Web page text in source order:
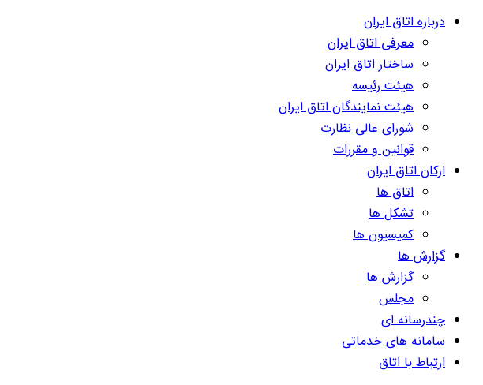
درباره اتاق ایران
معرفی اتاق ایران
ساختار اتاق ایران
هیئت رئیسه
هیئت نمایندگان اتاق ایران
شورای عالی نظارت
قوانین و مقررات
ارکان اتاق ایران
اتاق ها
تشکل ها
کمیسیون ها
گزارش ها
گزارش ها
مجلس
چندرسانه ای
سامانه های خدماتی
ارتباط با اتاق